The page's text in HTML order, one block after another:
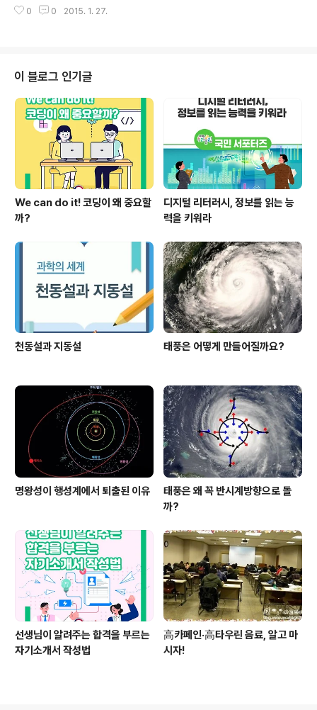
조정 선도대학('16년 신규 추진) : 학과 정원 조정, 학과(부)
육과정(문･이과 통합형) 9월 확정, 질 높은 교과서 개발 △
가 늘어남에 따라 자유학기제를 '15년 당초 목표인 50%
보다 늘어난 70% 학교(2,230교)에 도입합니다. 3년 간
의 시범 운영을 거쳐 2016년에는 모든 중학교에서 자유학
기제가 시행될 예정입니다. 연구･희망학교 성공사례를 확
산하고 자유학기제 선택프로그램을 개발(30종)･보급함으
로써 자유학기제 확산･안착을..
0 0 2015. 1. 27.
이 블로그 인기글
We can do it! 코딩이 왜 중요할
까?
디지털 리터러시, 정보를 읽는 능
력을 키워라
천동설과 지동설 태풍은 어떻게 만들어질까요?
명왕성이 행성계에서 퇴출된 이유
태풍은 왜 꼭 반시계방향으로 돌
까?
선생님이 알려주는 합격을 부르는
자기소개서 작성법
高카페인·高타우린 음료, 알고 마
시자!